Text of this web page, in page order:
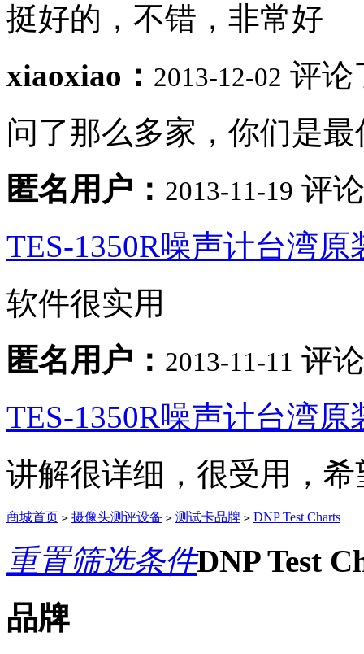
挺好的，不错，非常好
xiaoxiao： 2013-12-02 评论
问了那么多家，你们是
匿名用户： 2013-11-19 评
TES-1350R噪声计台湾
软件很实用
匿名用户： 2013-11-11 评
TES-1350R噪声计台湾
讲解很详细，很受用，
商城首页 > 摄像头测评设备 > 测试卡品牌 > DNP Test Charts
重置筛选条件DNP Test
品牌